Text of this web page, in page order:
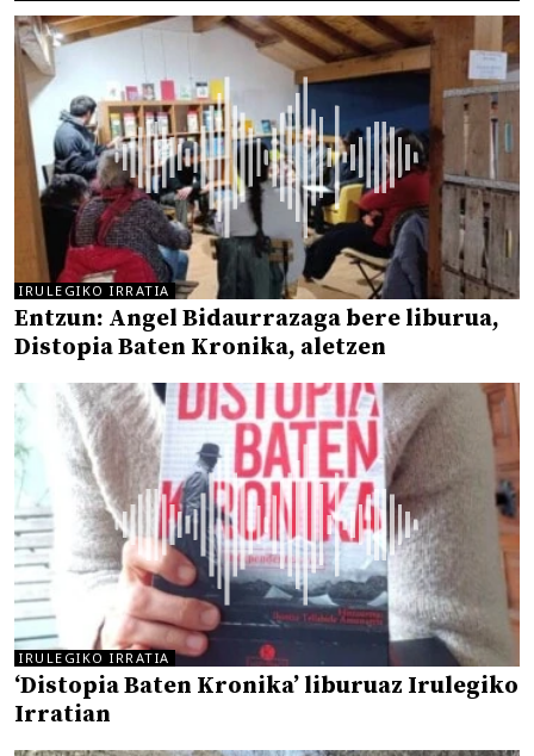
IRULEGIKO IRRATIA
Entzun: Angel Bidaurrazaga bere liburua,
Distopia Baten Kronika, aletzen
IRULEGIKO IRRATIA
‘Distopia Baten Kronika’ liburuaz Irulegiko
Irratian